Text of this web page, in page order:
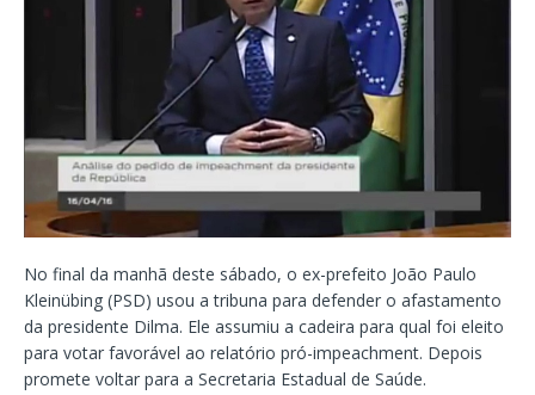
No final da manhã deste sábado, o ex-prefeito João Paulo
Kleinübing (PSD) usou a tribuna para defender o afastamento
da presidente Dilma. Ele assumiu a cadeira para qual foi eleito
para votar favorável ao relatório pró-impeachment. Depois
promete voltar para a Secretaria Estadual de Saúde.